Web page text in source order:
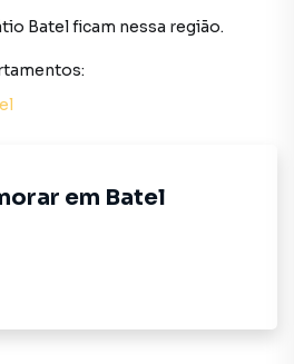
concluídas e o empreendimento
uma região de altíssima
empreendimento mais exclusivo
Batelficam nessa região.
:
em Batel